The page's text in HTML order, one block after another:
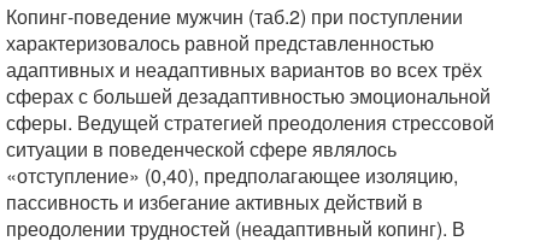
Копинг-поведение мужчин (таб.2) при поступлении
характеризовалось равной представленностью
адаптивных и неадаптивных вариантов во всех трёх
сферах с большей дезадаптивностью эмоциональной
сферы. Ведущей стратегией преодоления стрессовой
ситуации в поведенческой сфере являлось
«отступление» (0,40), предполагающее изоляцию,
пассивность и избегание активных действий в
преодолении трудностей (неадаптивный копинг). В